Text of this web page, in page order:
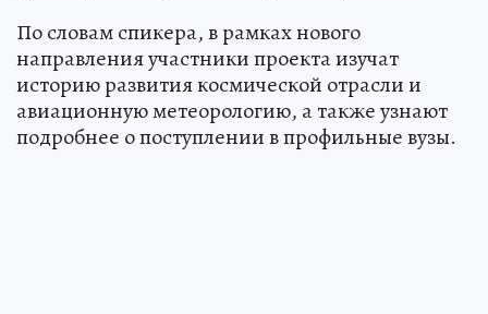
По словам спикера, в рамках нового
направления участники проекта изучат
историю развития космической отрасли и
авиационную метеорологию, а также узнают
подробнее о поступлении в профильные вузы.